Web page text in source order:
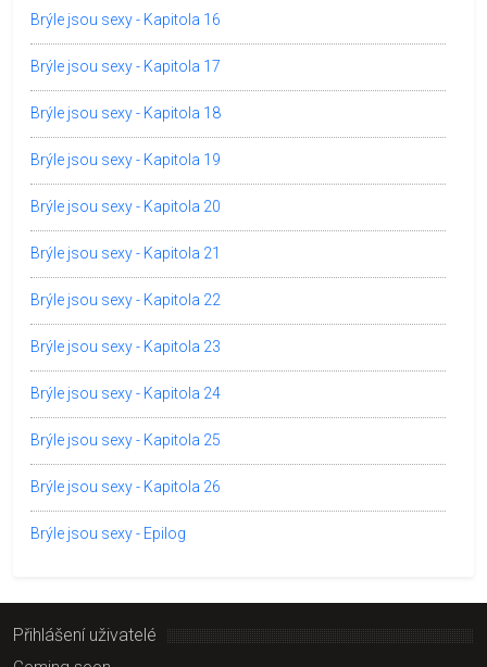
Brýle jsou sexy - Kapitola 16
Brýle jsou sexy - Kapitola 17
Brýle jsou sexy - Kapitola 18
Brýle jsou sexy - Kapitola 19
Brýle jsou sexy - Kapitola 20
Brýle jsou sexy - Kapitola 21
Brýle jsou sexy - Kapitola 22
Brýle jsou sexy - Kapitola 23
Brýle jsou sexy - Kapitola 24
Brýle jsou sexy - Kapitola 25
Brýle jsou sexy - Kapitola 26
Brýle jsou sexy - Epilog
Přihlášení uživatelé